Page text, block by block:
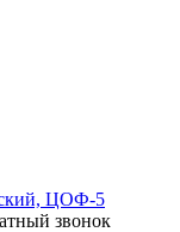
ЦОФ-5
звонок